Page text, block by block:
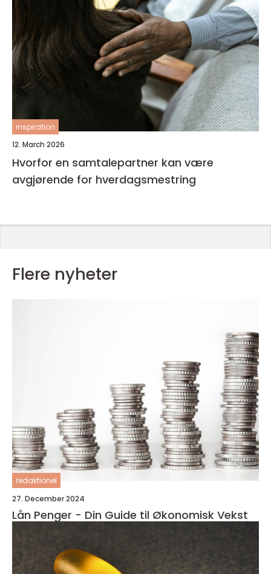
inspiration
12. March 2026
Hvorfor en samtalepartner kan være
avgjørende for hverdagsmestring
Flere nyheter
redaktionel
27. December 2024
Lån Penger - Din Guide til Økonomisk Vekst